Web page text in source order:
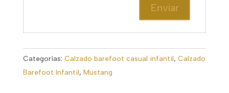
Categorías: Calzado barefoot casual infantil, Calzado
Barefoot Infantil, Mustang